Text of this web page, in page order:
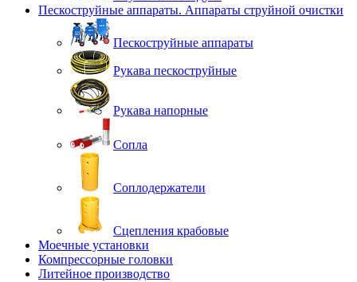
Пескоструйные аппараты. Аппараты струйной очистки
Пескоструйные аппараты
Рукава пескоструйные
Рукава напорные
Сопла
Соплодержатели
Сцепления крабовые
Моечные установки
Компрессорные головки
Литейное производство